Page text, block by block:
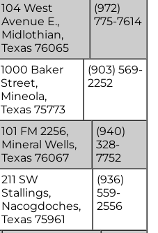
104 West
Avenue E.,
Midlothian,
Texas 76065
(972)
775-7614
1000 Baker
Street,
Mineola,
Texas 75773
(903) 569-
2252
101 FM 2256,
Mineral Wells,
Texas 76067
(940)
328-
7752
211 SW
Stallings,
Nacogdoches,
Texas 75961
(936)
559-
2556